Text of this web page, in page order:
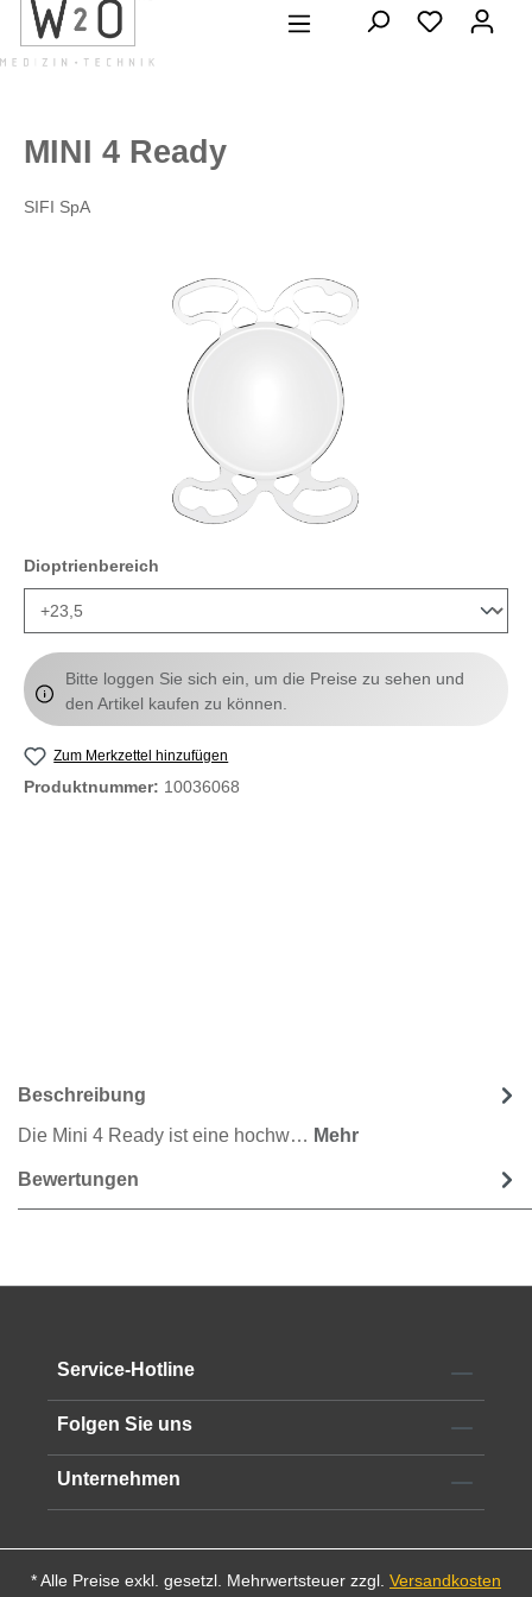
springen
MINI 4 Ready
SIFI SpA
Bildergalerie überspringen
Dioptrienbereich
Bitte loggen Sie sich ein, um die Preise zu sehen und
den Artikel kaufen zu können.
Zum Merkzettel hinzufügen
Produktnummer: 10036068
Beschreibung
Die Mini 4 Ready ist eine hochw… Mehr
Bewertungen
Service-Hotline
Folgen Sie uns
Unternehmen
* Alle Preise exkl. gesetzl. Mehrwertsteuer zzgl. Versandkosten